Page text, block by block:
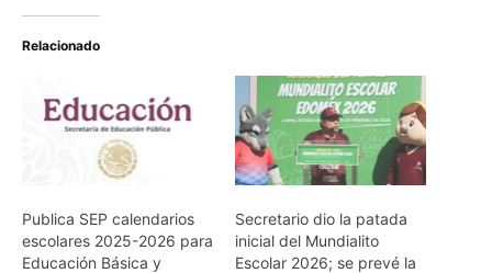
Relacionado
Publica SEP calendarios
escolares 2025-2026 para
Educación Básica y
Secretario dio la patada
inicial del Mundialito
Escolar 2026; se prevé la